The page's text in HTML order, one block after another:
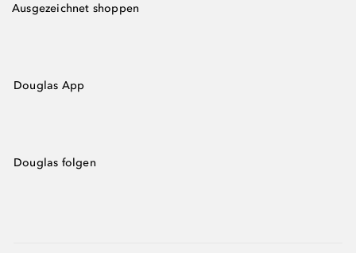
Ausgezeichnet shoppen
Douglas App
Douglas folgen